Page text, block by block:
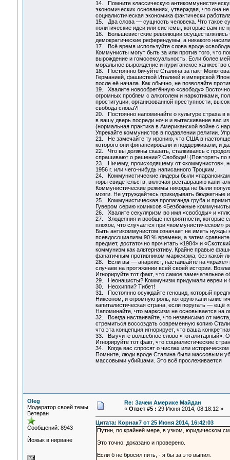
14. Помните классическую
экономических основаниях, утверждая, что она
социалистическая экономика фактически
15. Два слова — сущность человека. Что такое
политические идеи или системы, которые вам не
16. Большевистские революции осуществлялись
демократические референдумы, а никакого
17. Всё время используйте слова вроде
Коммунисты могут быть за или против того, что
вырождение и гомосексуальность. Если более
моральное вырождение и пуританское
18. Постоянно бичуйте Сталина за пакт
Германией, фашисткой Италией и имперской
после её начала. Как обычно, не позволяйте
19. Хвалите новообретённую «свободу»
огромных проблем с алкоголем и наркотиками,
проституции, организованной преступности,
свобода слова?!
20. Постоянно напоминайте о культуре страха в
в вашу дверь посреди ночи и вытаскивание вас
(нормальная практика в Американской войне с
Упрекайте коммунистов в подавлении религии.
21. Не замечайте ту иронию, что США в
которого они финансировали и поддерживали, и
22. Что вы должны сказать, сталкиваясь с
спрашивают о решении? Свобода!! (Повторять по
23. Ничему, происходящему от «коммунистов»,
1956 г. или чего-нибудь написанного Троцким.
24. Коммунистические лидеры были
горы свидетельств, включая реставрацию
Коммунистические режимы никогда не были
мозги. Не утруждайтесь прикидывать бюджетные
25. Коммунистическая пропаганда груба и
Гувером серию комиксов «Безбожные
26. Хвалите секуляризм во имя «свободы» и
27. Злодеяния и вообще неприятности, которые
плохое, что случается при
Быть антикоммунистом означает не иметь нужды
псевдосоциализм 90 % времени, а затем
предмет, достаточно прочитать «1984» и
коммунизм как альтернативу. Крайне правые
фанатичным противником марксизма, без какой-
28. Если вы — анархист, настаивайте на «крахе»
случаев на протяжении всей своей истории.
Игнорируйте тот факт, что самое замечательное
29. Неонацисты? Коммунизм придумали евреи и
30. Неохиппи? Тибет!
31. Постоянно осуждайте геноцид, который
Никсоном, и огромную роль, которую
капиталистическая страна, если поругать — ещё
Напоминайте, что марксизм не основывается на
32. Всегда настаивайте, что независимо от
стремиться воссоздать современную копию
что эта концепция игнорирует, что ваша
33. Выучите волшебное слово «тоталитарный».
Игнорируйте тот факт, что социалистические
34. Когда вас спросят о числах или
Помните, люди вроде Сталина были массовыми
массовыми убийцами. Это всё прослеживается
Oleg
Модератор своей темы
Ветеран
Сообщений: 8943
Йожык в нирване
Re: Зачем Америке Майдан
« Ответ #5 : 29 Июня 2014, 08:18:12 »
Цитата: Корнак7 от 25 Июня 2014, 16:42:03
Путин, по крайней мере, в узком, юридическом
Это точно: доказано и проверено.
Если б не бросил пить, - я бы за это выпил.